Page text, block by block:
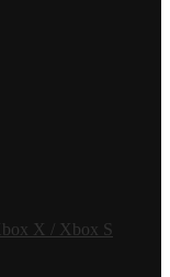
X / Xbox S